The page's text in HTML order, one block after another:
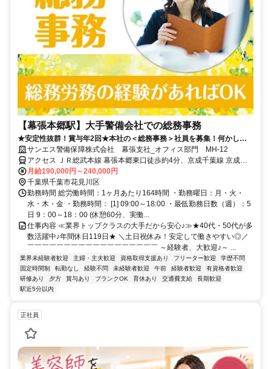
【幕張本郷駅】大手警備会社での総務事務
★安定性抜群！賞与年2回★本社の＜総務事務＞社員を募集！何かしら
総務事務・労務管理経験者大歓迎♪警備業界は未経験でもOK！40～50代
活躍中♪
サンエス警備保障株式会社 幕張支社_オフィス部門 MH-12
アクセス ＪＲ総武本線 幕張本郷東口徒歩約4分、京成千葉線 京成幕
張本郷東口徒歩約4分、京成本線 京成大久保徒歩約21分 「幕張本郷
駅」徒歩4分 ■交通費支給（月10000円まで）
月給190,000円～240,000円
千葉県千葉市花見川区
勤務時間 総労働時間：1ヶ月あたり164時間 ・勤務曜日：月・火・
水・木・金 ・勤務時間： [1] 09:00～18:00 ・最低勤務日数（週）：5
日 9：00～18：00 (休憩60分、実働...
仕事内容 ≪業界トップクラスの大手だから安心♪≫★40代・50代が多
数活躍中♪年間休日119日★ ＼土日祝休み！安定して働きやすい◎／
￣￣￣￣￣￣￣￣￣￣￣￣￣￣￣￣￣￣ ～経験者、大歓迎♪～ ...
業界未経験者歓迎 主婦・主夫歓迎 資格取得支援あり フリーター歓迎
学歴不問
固定時間制
転勤なし 経験不問 未経験者歓迎 午前 経験者歓迎
有資格者歓迎
研修あり
夕方 賞与あり ブランクOK 育休あり 交通費支給
長期歓迎
駅近5分以内
正社員